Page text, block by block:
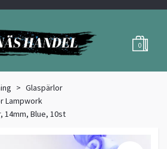
0
Glaspärlor
Lampwork
14mm, Blue, 10st